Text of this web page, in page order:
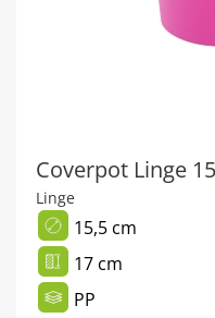
Coverpot Linge
Linge
15,5 cm
17 cm
PP